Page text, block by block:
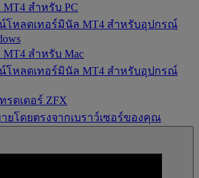
MT4 สำหรับ PC
โหลดเทอร์มินัล MT4 สำหรับอุปกรณ์
MT4 สำหรับ Mac
โหลดเทอร์มินัล MT4 สำหรับอุปกรณ์
ทรดเดอร์ ZFX
ยโดยตรงจากเบราว์เซอร์ของคุณ